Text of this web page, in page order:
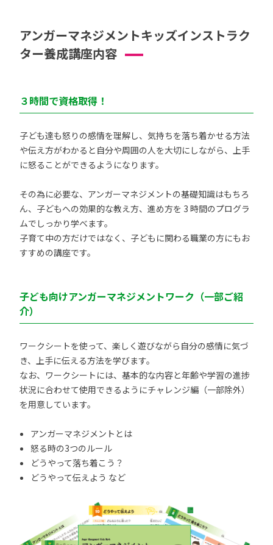
アンガーマネジメントキッズインストラク
ター養成講座内容
３時間で資格取得！
子ども達も怒りの感情を理解し、気持ちを落ち着かせる方法
や伝え方がわかると自分や周囲の人を大切にしながら、上手
に怒ることができるようになります。
その為に必要な、アンガーマネジメントの基礎知識はもちろ
ん、子どもへの効果的な教え方、進め方を 3 時間のプログラ
ムでしっかり学べます。
子育て中の方だけではなく、子どもに関わる職業の方にもお
すすめの講座です。
子ども向けアンガーマネジメントワーク（一部ご紹
介）
ワークシートを使って、楽しく遊びながら自分の感情に気づ
き、上手に伝える方法を学びます。
なお、ワークシートには、基本的な内容と年齢や学習の進捗
状況に合わせて使用できるようにチャレンジ編（一部除外）
を用意しています。
アンガーマネジメントとは
怒る時の3つのルール
どうやって落ち着こう？
どうやって伝えよう など